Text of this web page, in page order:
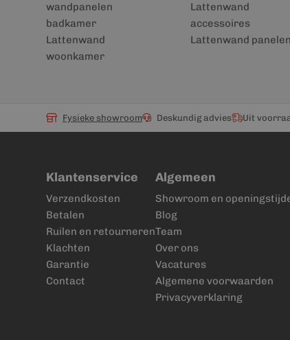
wandpanelen
badkamer
Lattenwand
woonkamer
Lattenwand
accessoires
Lattenwand panelen
Fysieke showroom Deskundig advies Uit
Klantenservice
Verzendkosten
Betalen
Ruilen en retourneren
Klachten
Garantie
Contact
Algemeen
Showroom en
Blog
Team
Over ons
Vacatures
Algemene voorwaarden
Privacyverklaring